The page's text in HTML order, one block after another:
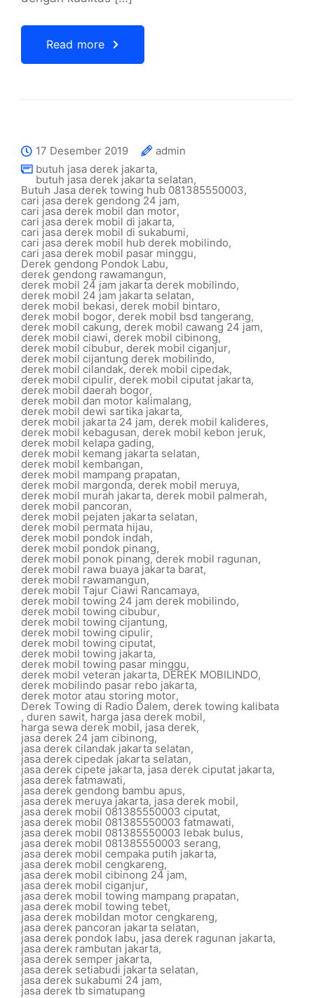
Read more
17 Desember 2019
admin
butuh jasa derek jakarta,
butuh jasa derek jakarta selatan,
Butuh Jasa derek towing hub 081385550003,
cari jasa derek gendong 24 jam,
cari jasa derek mobil dan motor,
cari jasa derek mobil di jakarta,
cari jasa derek mobil di sukabumi,
cari jasa derek mobil hub derek mobilindo,
cari jasa derek mobil pasar minggu,
Derek gendong Pondok Labu,
derek gendong rawamangun,
derek mobil 24 jam jakarta derek mobilindo,
derek mobil 24 jam jakarta selatan,
derek mobil bekasi,derek mobil bintaro,
derek mobil bogor,derek mobil bsd tangerang,
derek mobil cakung, derek mobil cawang 24 jam,
derek mobil ciawi, derek mobil cibinong,
derek mobil cibubur, derek mobil ciganjur,
derek mobil cijantung derek mobilindo,
derek mobil cilandak,derek mobil cipedak,
derek mobil cipulir, derek mobil ciputat jakarta,
derek mobil daerah bogor,
derek mobil dan motor kalimalang,
derek mobil dewi sartika jakarta,
derek mobil jakarta 24 jam, derek mobil kalideres,
derek mobil kebagusan, derek mobil kebon jeruk,
derek mobil kelapa gading,
derek mobil kemang jakarta selatan,
derek mobil kembangan,
derek mobil mampang prapatan,
derek mobil margonda,derek mobil meruya,
derek mobil murah jakarta, derek mobil palmerah,
derek mobil pancoran,
derek mobil pejaten jakarta selatan,
derek mobil permata hijau,
derek mobil pondok indah,
derek mobil pondok pinang,
derek mobil ponok pinang,derek mobil ragunan,
derek mobil rawa buaya jakarta barat,
derek mobil rawamangun,
derek mobil Tajur Ciawi Rancamaya,
derek mobil towing 24 jam derek mobilindo,
derek mobil towing cibubur,
derek mobil towing cijantung,
derek mobil towing cipulir,
derek mobil towing ciputat,
derek mobil towing jakarta,
derek mobil towing pasar minggu,
derek mobil veteran jakarta, DEREK MOBILINDO,
derek mobilindo pasar rebo jakarta,
derek motor atau storing motor,
Derek Towing di Radio Dalem, derek towing kalibata
, duren sawit,harga jasa derek mobil,
harga sewa derek mobil, jasa derek,
jasa derek 24 jam cibinong,
jasa derek cilandak jakarta selatan,
jasa derek cipedak jakarta selatan,
jasa derek cipete jakarta, jasa derek ciputat jakarta,
jasa derek fatmawati,
jasa derek gendong bambu apus,
jasa derek meruya jakarta, jasa derek mobil,
jasa derek mobil 081385550003 ciputat,
jasa derek mobil 081385550003 fatmawati,
jasa derek mobil 081385550003 lebak bulus,
jasa derek mobil 081385550003 serang,
jasa derek mobil cempaka putih jakarta,
jasa derek mobil cengkareng,
jasa derek mobil cibinong 24 jam,
jasa derek mobil ciganjur,
jasa derek mobil towing mampang prapatan,
jasa derek mobil towing tebet,
jasa derek mobildan motor cengkareng,
jasa derek pancoran jakarta selatan,
jasa derek pondok labu, jasa derek ragunan jakarta,
jasa derek rambutan jakarta,
jasa derek semper jakarta,
jasa derek setiabudi jakarta selatan,
jasa derek sukabumi 24 jam,
jasa derek tb simatupang